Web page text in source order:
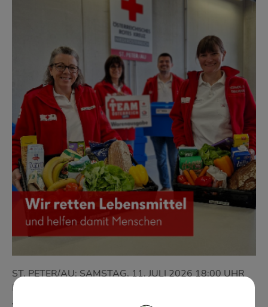
ST. PETER/AU: SAMSTAG, 11. JULI 2026 18:00 UHR
BIS 20:00 UHR